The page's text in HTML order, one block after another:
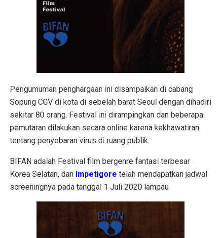
Pengumuman penghargaan ini disampaikan di cabang
Sopung CGV di kota di sebelah barat Seoul dengan dihadiri
sekitar 80 orang. Festival ini dirampingkan dan beberapa
pemutaran dilakukan secara online karena kekhawatiran
tentang penyebaran virus di ruang publik.
BIFAN adalah Festival film bergenre fantasi terbesar
Korea Selatan, dan Impetigore telah mendapatkan jadwal
screeningnya pada tanggal 1 Juli 2020 lampau